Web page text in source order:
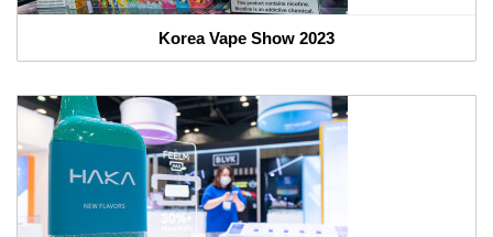
Korea Vape Show 2023